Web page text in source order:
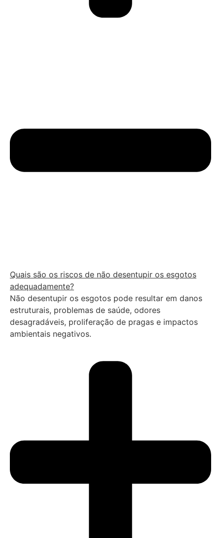
Quais são os riscos de não desentupir os esgotos
adequadamente?
Não desentupir os esgotos pode resultar em danos
estruturais, problemas de saúde, odores
desagradáveis, proliferação de pragas e impactos
ambientais negativos.